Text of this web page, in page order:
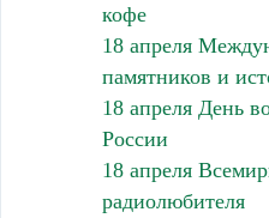
кофе
18 апреля
памятников и
18 апреля День
России
18 апреля
радиолюбителя